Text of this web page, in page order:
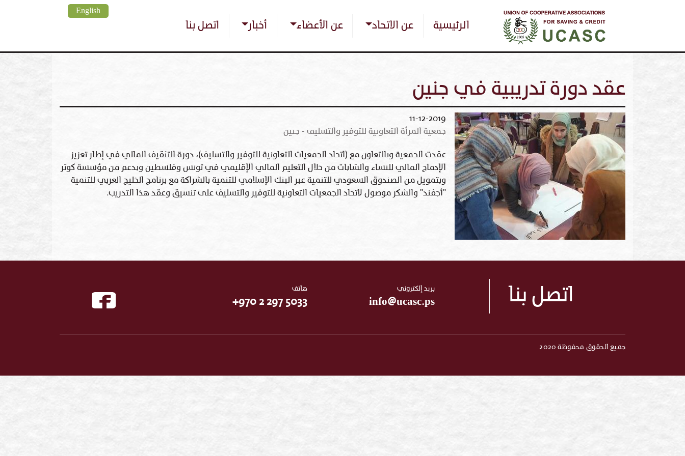
المحتوى
English
Main navigation
الرئيسية عن الاتحاد عن الأعضاء أخبار اتصل بنا
عقد دورة تدريبية في جنين
11-12-2019
جمعية المرأة التعاونية للتوفير والتسليف - جنين
عقدت الجمعية وبالتعاون مع (اتحاد الجمعيات التعاونية للتوفير والتسليف)، دورة التثقيف المالي في إطار تعزيز
الإدماج المالي للنساء والشابات من خلال التعليم المالي الإقليمي في تونس وفلسطين وبدعم من مؤسسة كوثر
وبتمويل من الصندوق السعودي للتنمية عبر البنك الإسلامي للتنمية بالشراكة مع برنامج الخليج العربي للتنمية
"أجفند" والشكر موصول لاتحاد الجمعيات التعاونية للتوفير والتسليف على تنسيق وعقد هذا التدريب.
اتصل بنا بريد إلكتروني
info@ucasc.ps
هاتف
+970 2 297 5033
جميع الحقوق محفوظة 2020